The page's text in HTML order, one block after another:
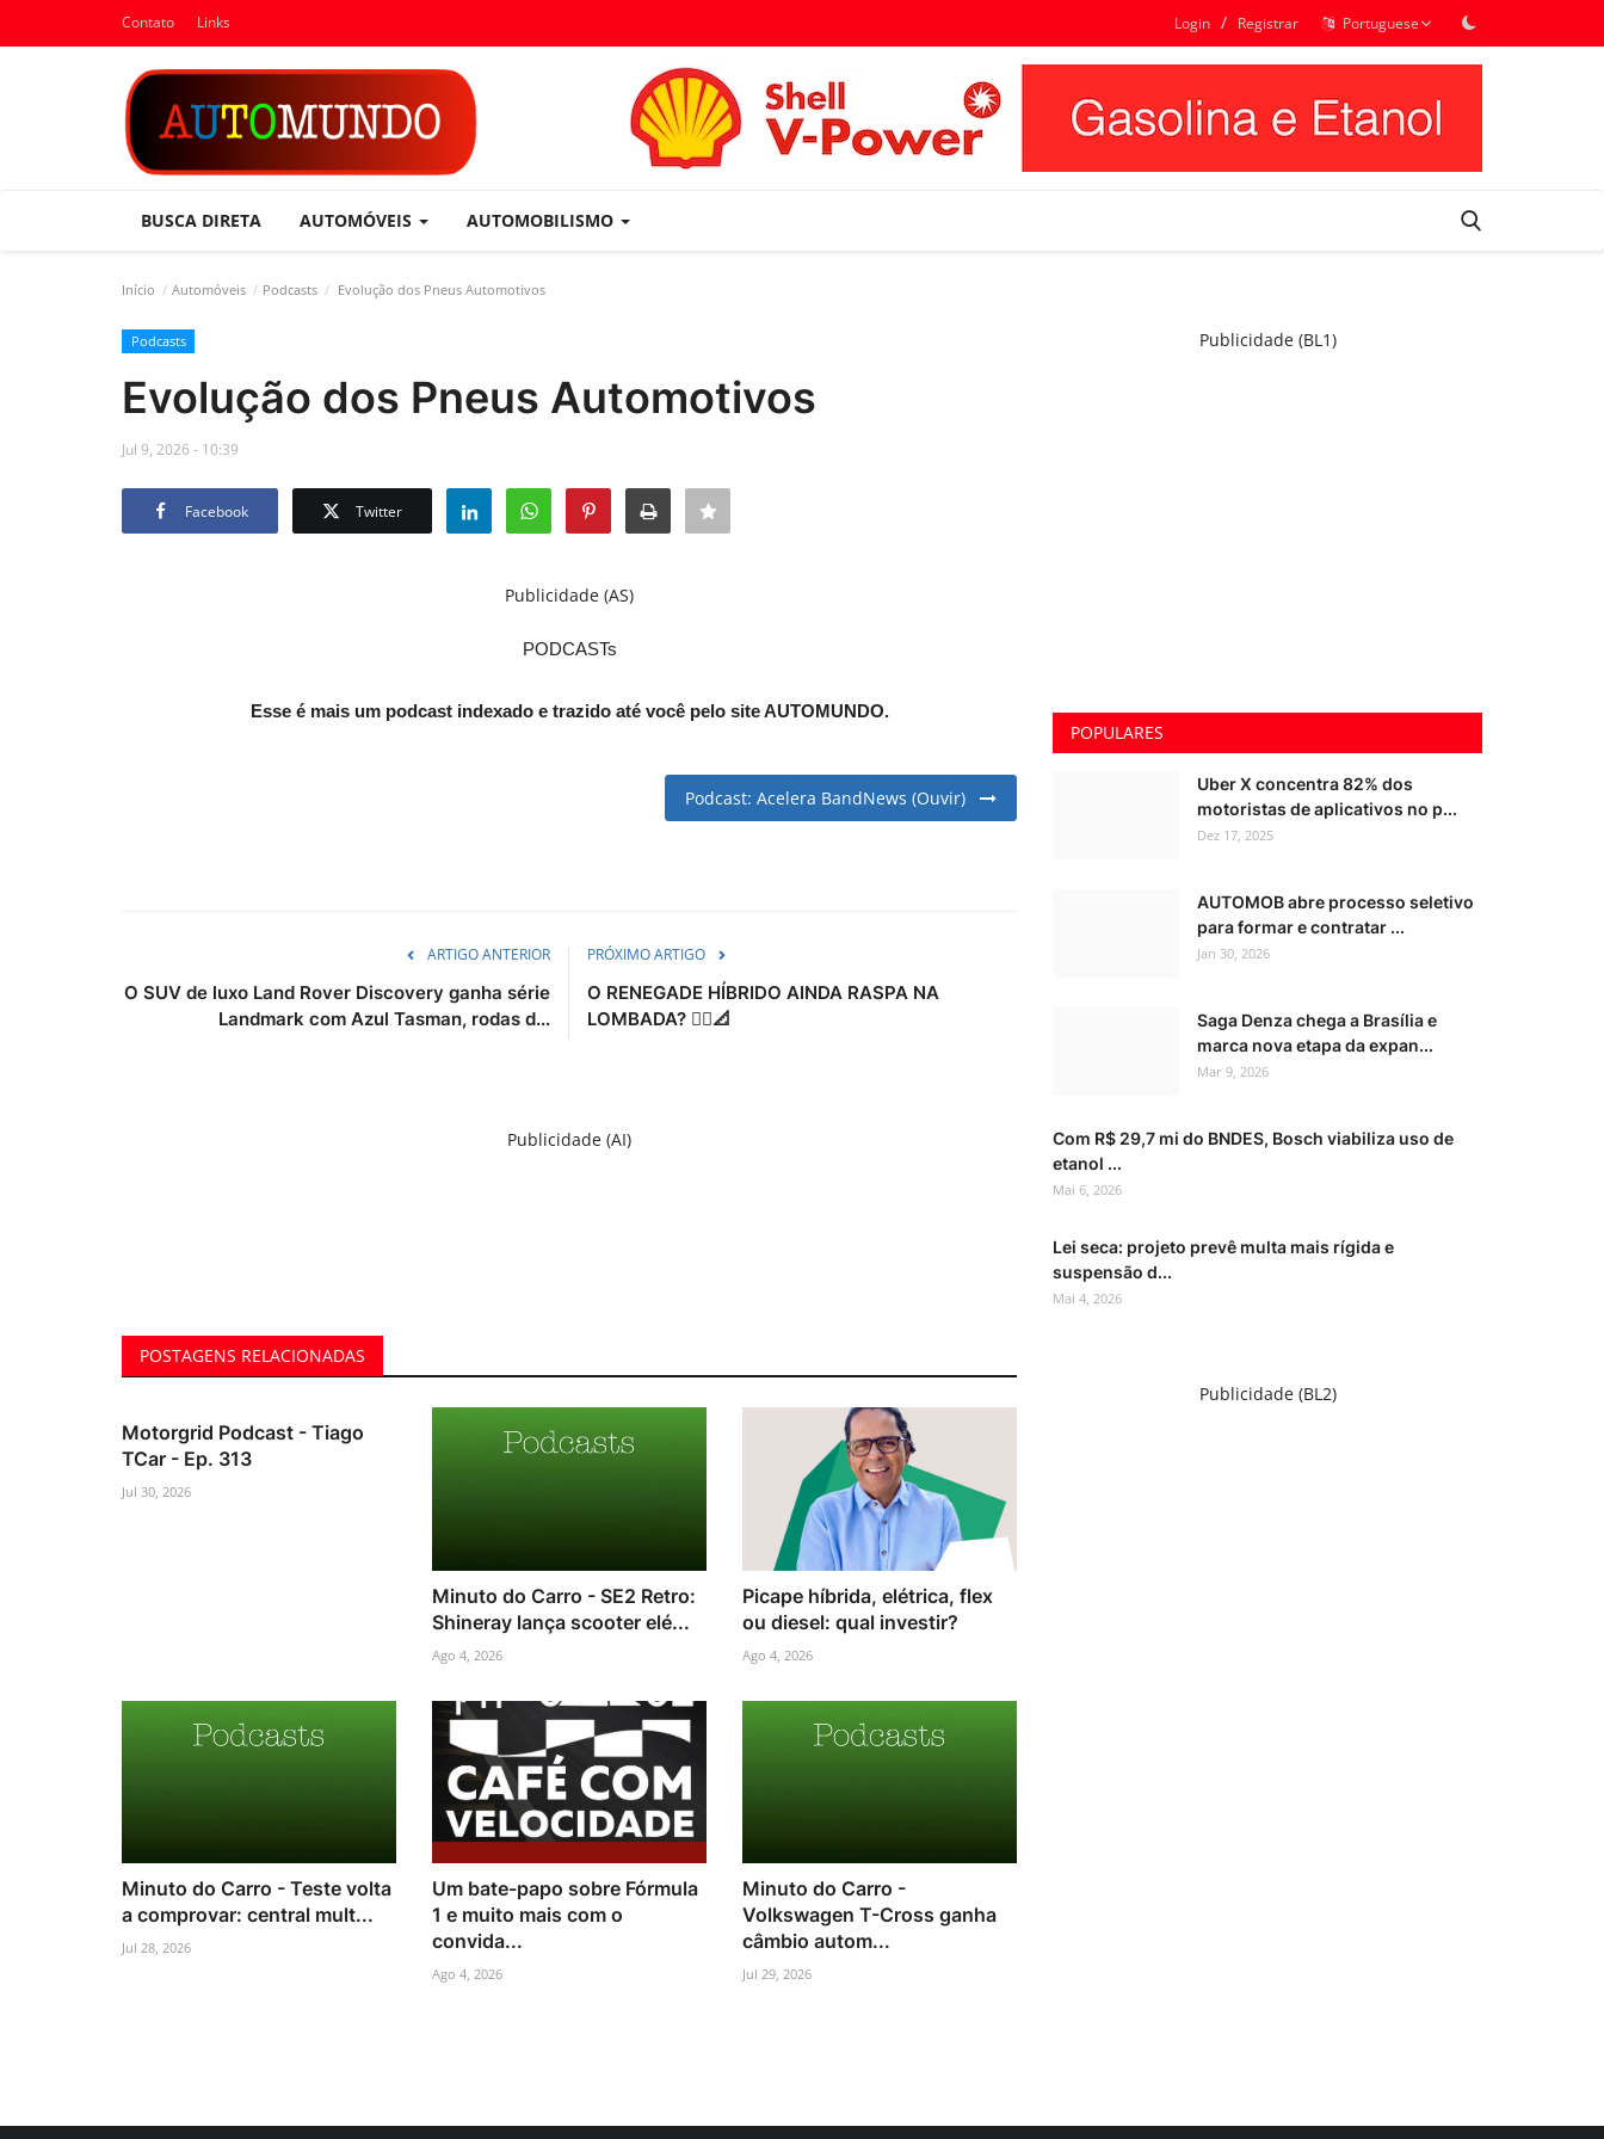
Contato Links Login / Registrar Portuguese
BUSCA DIRETA AUTOMÓVEIS AUTOMOBILISMO
Início Automóveis Podcasts Evolução dos Pneus Automotivos
Podcasts
Evolução dos Pneus Automotivos
Jul 9, 2026 - 10:39
Facebook Twitter
Publicidade (AS)
PODCASTs
Esse é mais um podcast indexado e trazido até você pelo site AUTOMUNDO.
Podcast: Acelera BandNews (Ouvir)
ARTIGO ANTERIOR
O SUV de luxo Land Rover Discovery ganha série
Landmark com Azul Tasman, rodas d...
PRÓXIMO ARTIGO
O RENEGADE HÍBRIDO AINDA RASPA NA
LOMBADA? 🧗‍♂️📐
Publicidade (AI)
POSTAGENS RELACIONADAS
Motorgrid Podcast - Tiago
TCar - Ep. 313
Jul 30, 2026
Minuto do Carro - SE2 Retro:
Shineray lança scooter elé...
Ago 4, 2026
Picape híbrida, elétrica, flex
ou diesel: qual investir?
Ago 4, 2026
Minuto do Carro - Teste volta
a comprovar: central mult...
Jul 28, 2026
Um bate-papo sobre Fórmula
1 e muito mais com o
convida...
Ago 4, 2026
Minuto do Carro -
Volkswagen T-Cross ganha
câmbio autom...
Jul 29, 2026
Publicidade (BL1)
POPULARES
Uber X concentra 82% dos
motoristas de aplicativos no p...
Dez 17, 2025
AUTOMOB abre processo seletivo
para formar e contratar ...
Jan 30, 2026
Saga Denza chega a Brasília e
marca nova etapa da expan...
Mar 9, 2026
Com R$ 29,7 mi do BNDES, Bosch viabiliza uso de
etanol ...
Mai 6, 2026
Lei seca: projeto prevê multa mais rígida e
suspensão d...
Mai 4, 2026
Publicidade (BL2)